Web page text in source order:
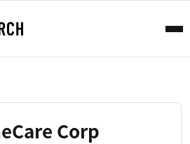
Corp